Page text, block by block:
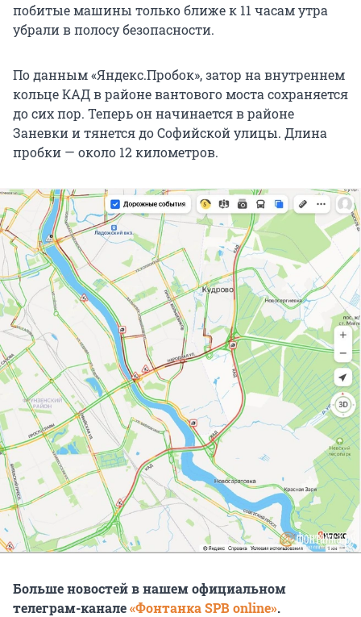
побитые машины только ближе к 11 часам утра
убрали в полосу безопасности.
По данным «Яндекс.Пробок», затор на внутреннем
кольце КАД в районе вантового моста сохраняется
до сих пор. Теперь он начинается в районе
Заневки и тянется до Софийской улицы. Длина
пробки — около 12 километров.
Больше новостей в нашем официальном
телеграм-канале«Фонтанка SPB online».